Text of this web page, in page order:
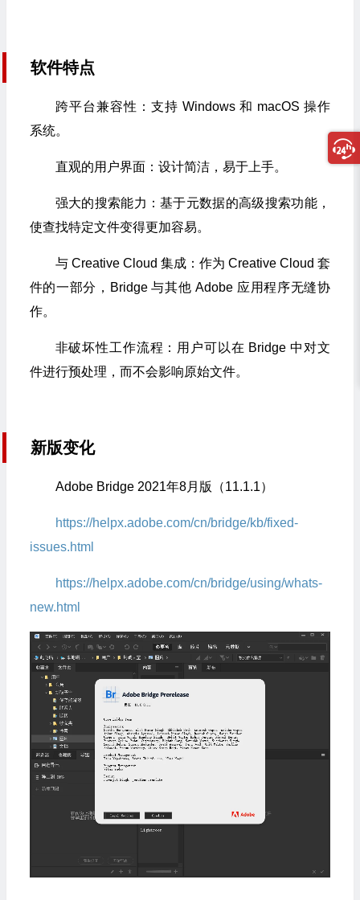
软件特点
跨平台兼容性：支持 Windows 和 macOS 操作
系统。
直观的用户界面：设计简洁，易于上手。
强大的搜索能力：基于元数据的高级搜索功能，
使查找特定文件变得更加容易。
与 Creative Cloud 集成：作为 Creative Cloud 套
件的一部分，Bridge 与其他 Adobe 应用程序无缝协
作。
非破坏性工作流程：用户可以在 Bridge 中对文
件进行预处理，而不会影响原始文件。
新版变化
Adobe Bridge 2021年8月版（11.1.1）
https://helpx.adobe.com/cn/bridge/kb/fixed-
issues.html
https://helpx.adobe.com/cn/bridge/using/whats-
new.html